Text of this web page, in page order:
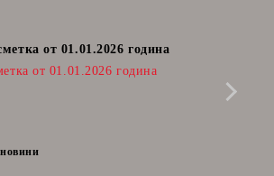
от 01.01.2026 година
от 01.01.2026 година